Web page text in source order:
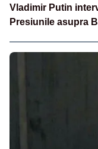
Vladimir Putin
Presiunile asupra